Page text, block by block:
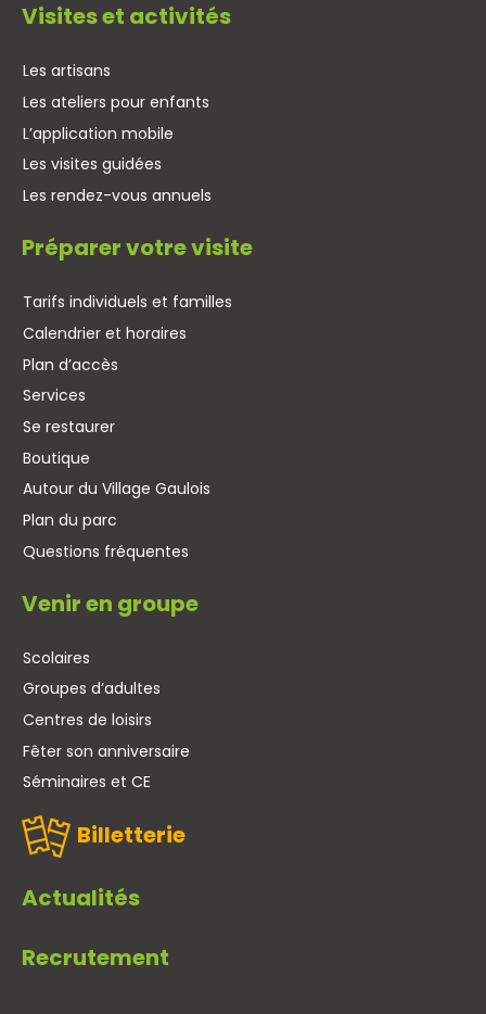
Visites et activités
Les artisans
Les ateliers pour enfants
L’application mobile
Les visites guidées
Les rendez-vous annuels
Préparer votre visite
Tarifs individuels et familles
Calendrier et horaires
Plan d’accès
Services
Se restaurer
Boutique
Autour du Village Gaulois
Plan du parc
Questions fréquentes
Venir en groupe
Scolaires
Groupes d’adultes
Centres de loisirs
Fêter son anniversaire
Séminaires et CE
Billetterie
Actualités
Recrutement